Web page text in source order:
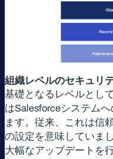
組織レベルのセキュリ
基礎となるレベルとし
はSalesforceシステム
ます。従来、これは信
の設定を意味していま
大幅なアップデートを